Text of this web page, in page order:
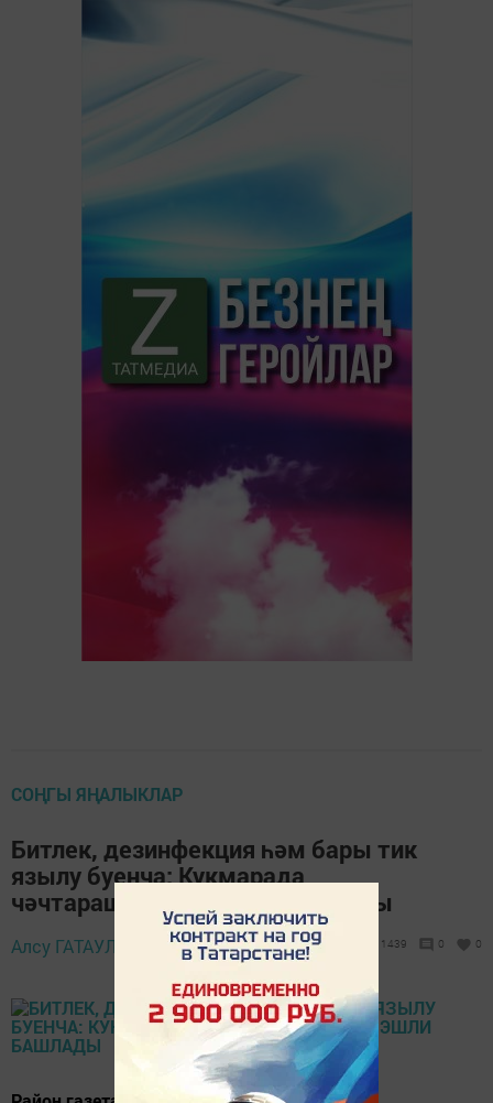
СОҢГЫ ЯҢАЛЫКЛАР
Битлек, дезинфекция һәм бары тик
язылу буенча: Кукмарада
чәчтарашханәләр эшли башлады
Алсу ГАТАУЛЛИНА,
21 апрель 2020 -
17:26
1439 0 0